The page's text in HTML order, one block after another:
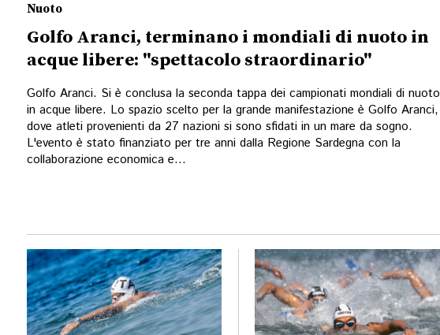
Nuoto
Golfo Aranci, terminano i mondiali di nuoto in
acque libere: "spettacolo straordinario"
Golfo Aranci. Si è conclusa la seconda tappa dei campionati mondiali di nuoto
in acque libere. Lo spazio scelto per la grande manifestazione è Golfo Aranci,
dove atleti provenienti da 27 nazioni si sono sfidati in un mare da sogno.
L'evento è stato finanziato per tre anni dalla Regione Sardegna con la
collaborazione economica e...